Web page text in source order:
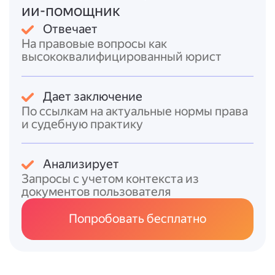
Получить оплату отпуска
оплачиваемый)
дня до его начала.
образовательных организациях
выбратьтолько однудля получения
гарантий;
* учебный отпускнельзя разделить на
части
сроки, указанные в справке-вызове;
* работникам посовместительству
предоставляетсябез сохранения
заработной платы.
Итоговый ответ
ии-помощник
Отвечает
На правовые вопросы как
высококвалифицированный юрист
Дает заключение
По ссылкам на актуальные нормы права
и судебную практику
Анализирует
Запросы с учетом контекста из
документов пользователя
Попробовать бесплатно